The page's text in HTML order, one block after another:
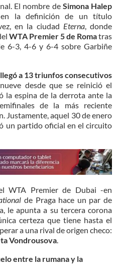
El nombre de Simona Halep
en la definición de un título
en la ciudad Eterna, donde
WTA Premier 5 de Romatras
6-3, 4-6 y 6-4 sobre Garbiñe
a 13 triunfos consecutivos
desde que se reinició el
la espina de la derrota ante la
de la más reciente
Justamente, aquel 30 de enero
un partido oficial en el circuito
WTA Premier de Dubai -en
de Praga hace un par de
le apunta a su tercera corona
certeza que tiene hasta el
a una rival de origen checo:
Vondrousova
entre la rumana y la